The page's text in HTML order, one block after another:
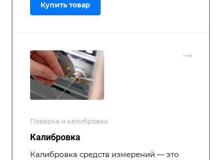
Купить товар
Поверка и калибровка
Калибровка
Калибровка средств измерений — это